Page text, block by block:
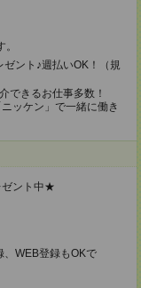
ント♪週払いOK！（規
できるお仕事多数！
ッケン」で一緒に働き
ゼント中★
WEB登録もOKで